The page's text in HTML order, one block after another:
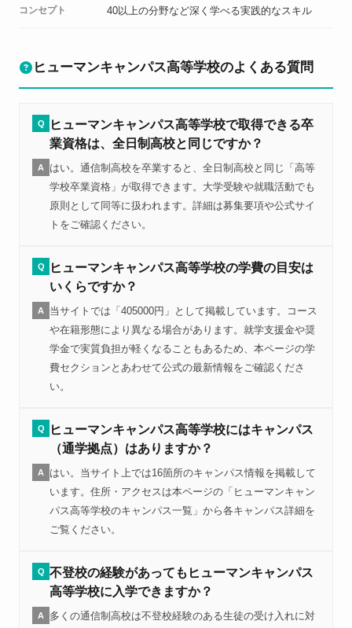
コンセプト 40以上の分野など深く学べる実践的なスキル
ヒューマンキャンパス高等学校のよくある質問
Q
ヒューマンキャンパス高等学校で取得できる卒
業資格は、全日制高校と同じですか？
A
はい。通信制高校を卒業すると、全日制高校と同じ「高等
学校卒業資格」が取得できます。大学受験や就職活動でも
原則として同等に扱われます。詳細は募集要項や公式サイ
トをご確認ください。
Q
ヒューマンキャンパス高等学校の学費の目安は
いくらですか？
A
当サイトでは「405000円」として掲載しています。コース
や在籍形態により異なる場合があります。就学支援金や奨
学金で実質負担が軽くなることもあるため、本ページの学
費セクションとあわせて公式の最新情報をご確認くださ
い。
Q
ヒューマンキャンパス高等学校にはキャンパス
（通学拠点）はありますか？
A
はい。当サイト上では16箇所のキャンパス情報を掲載して
います。住所・アクセスは本ページの「ヒューマンキャン
パス高等学校のキャンパス一覧」から各キャンパス詳細を
ご覧ください。
Q 不登校の経験があってもヒューマンキャンパス
高等学校に入学できますか？
A
多くの通信制高校は不登校経験のある生徒の受け入れに対